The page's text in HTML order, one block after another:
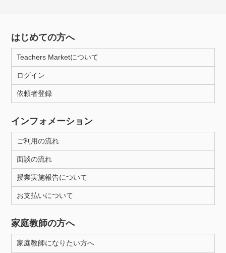
はじめての方へ
Teachers Marketについて
ログイン
依頼者登録
インフォメーション
ご利用の流れ
面談の流れ
授業実施報告について
お支払いについて
家庭教師の方へ
家庭教師になりたい方へ